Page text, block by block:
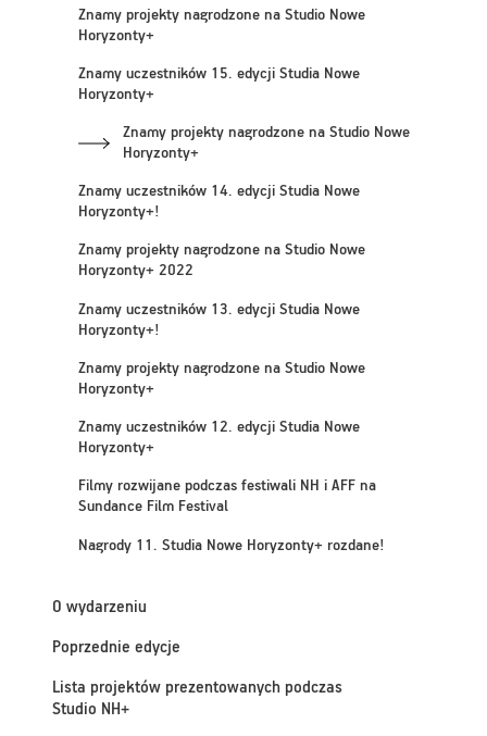
Znamy projekty nagrodzone na Studio Nowe
Horyzonty+
Znamy uczestników 15. edycji Studia Nowe
Horyzonty+
Znamy projekty nagrodzone na Studio Nowe
Horyzonty+
Znamy uczestników 14. edycji Studia Nowe
Horyzonty+!
Znamy projekty nagrodzone na Studio Nowe
Horyzonty+ 2022
Znamy uczestników 13. edycji Studia Nowe
Horyzonty+!
Znamy projekty nagrodzone na Studio Nowe
Horyzonty+
Znamy uczestników 12. edycji Studia Nowe
Horyzonty+
Filmy rozwijane podczas festiwali NH i AFF na
Sundance Film Festival
Nagrody 11. Studia Nowe Horyzonty+ rozdane!
O wydarzeniu
Poprzednie edycje
Lista projektów prezentowanych podczas
Studio NH+